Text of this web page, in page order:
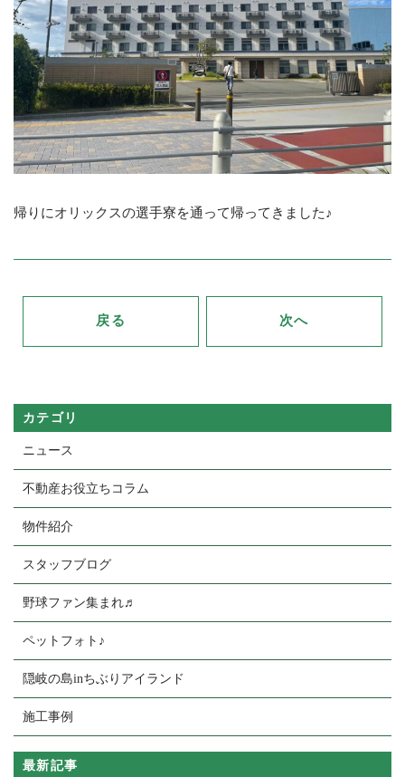
帰りにオリックスの選手寮を通って帰ってきました♪
戻る 次へ
カテゴリ
ニュース
不動産お役立ちコラム
物件紹介
スタッフブログ
野球ファン集まれ♬
ペットフォト♪
隠岐の島inちぶりアイランド
施工事例
最新記事